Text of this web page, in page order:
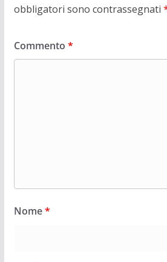
obbligatori sono contrassegnati
Commento *
Nome*